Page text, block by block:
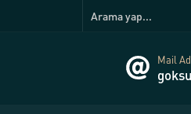
Mail